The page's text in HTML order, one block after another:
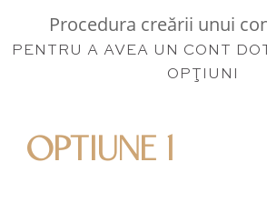
Procedura creării unui
PENTRU A AVEA UN CONT
OPŢIUNI
OPTIUNE 1